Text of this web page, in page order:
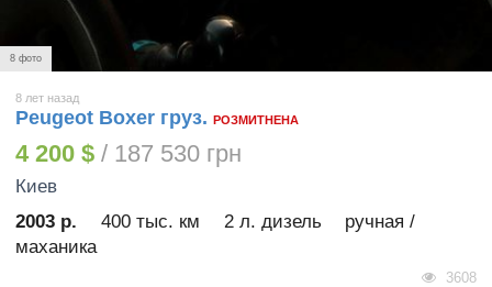
8 фото
8 лет назад
Peugeot Boxer груз. РОЗМИТНЕНА
4 200 $ / 187 530 грн
Киев
2003 р.
400 тыс. км 2 л. дизель
ручная /
маханика
3608